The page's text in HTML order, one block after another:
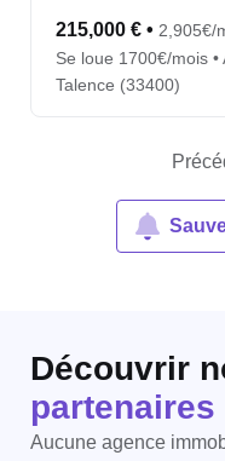
215,000 € • 2,905€/
Se loue 1700€/mois
Talence (33400)
Découvrir
partenaires
Aucune agence